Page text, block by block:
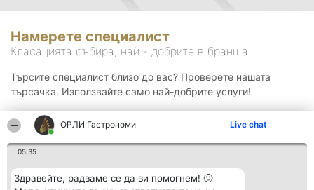
ОРЛИ Гастрономи Live chat
05:35
Здравейте, радваме се да ви помогнем! 🙂
Намерете специалист
Класацията събира, най - добрите в бранша.
Търсите специалист близо до вас? Проверете нашата
търсачка. Използвайте само най-добрите услуги!